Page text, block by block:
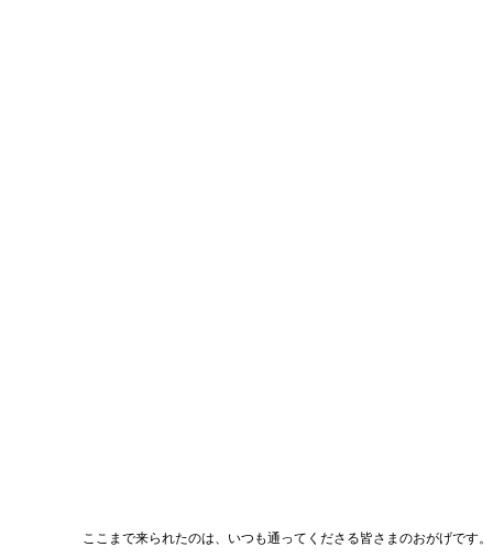
ここまで来られたのは、いつも通ってくださる皆さまのおがげです。